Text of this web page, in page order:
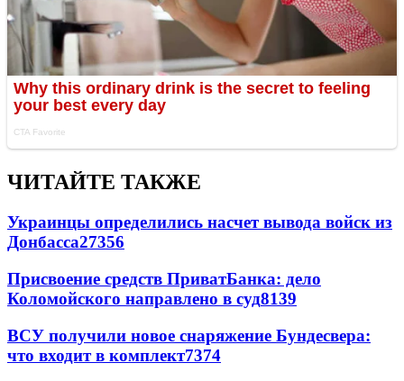
ЧИТАЙТЕ ТАКЖЕ
Украинцы определились насчет вывода войск из
Донбасса27356
Присвоение средств ПриватБанка: дело
Коломойского направлено в суд8139
ВСУ получили новое снаряжение Бундесвера:
что входит в комплект7374